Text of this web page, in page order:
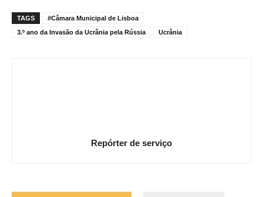
TAGS
#Câmara Municipal de Lisboa
3.º ano da Invasão da Ucrânia pela Rússia
Ucrânia
Repórter de serviço